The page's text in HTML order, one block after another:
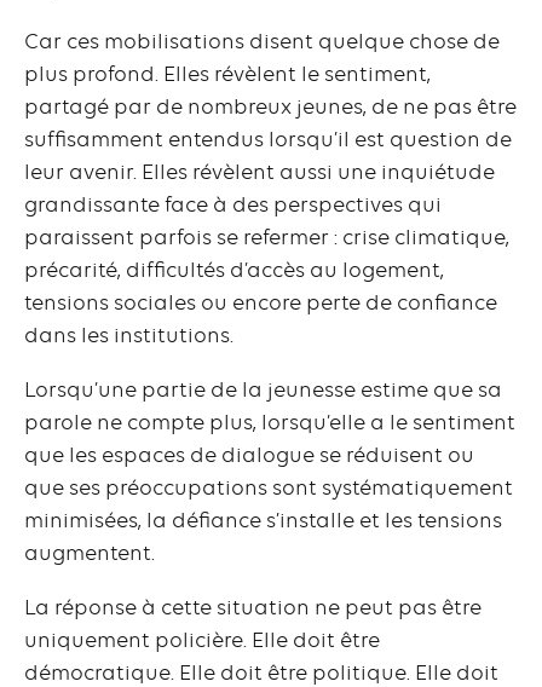
Car ces mobilisations disent quelque chose de
plus profond. Elles révèlent le sentiment,
partagé par de nombreux jeunes, de ne pas être
suffisamment entendus lorsqu’il est question de
leur avenir. Elles révèlent aussi une inquiétude
grandissante face à des perspectives qui
paraissent parfois se refermer : crise climatique,
précarité, difficultés d’accès au logement,
tensions sociales ou encore perte de confiance
dans les institutions.
Lorsqu’une partie de la jeunesse estime que sa
parole ne compte plus, lorsqu’elle a le sentiment
que les espaces de dialogue se réduisent ou
que ses préoccupations sont systématiquement
minimisées, la défiance s’installe et les tensions
augmentent.
La réponse à cette situation ne peut pas être
uniquement policière. Elle doit être
démocratique. Elle doit être politique. Elle doit